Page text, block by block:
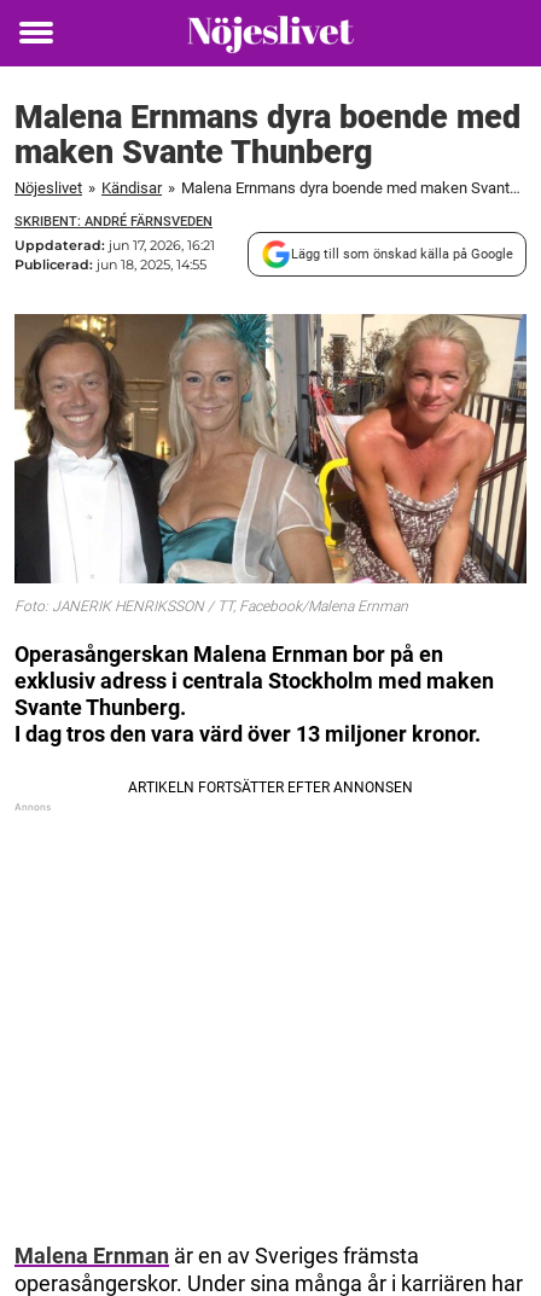
Toggle
Malena Ernmans dyra boende med
maken Svante Thunberg
Nöjeslivet » Kändisar » Malena Ernmans dyra boende med maken Svante Thunberg
SKRIBENT: ANDRÉ FÄRNSVEDEN
Uppdaterad: jun 17, 2026, 16:21
Publicerad: jun 18, 2025, 14:55
Lägg till som önskad källa på Google
Foto: JANERIK HENRIKSSON / TT, Facebook/Malena Ernman
Operasångerskan Malena Ernman bor på en
exklusiv adress i centrala Stockholm med maken
Svante Thunberg.
I dag tros den vara värd över 13 miljoner kronor.
Malena Ernman är en av Sveriges främsta
operasångerskor. Under sina många år i karriären har